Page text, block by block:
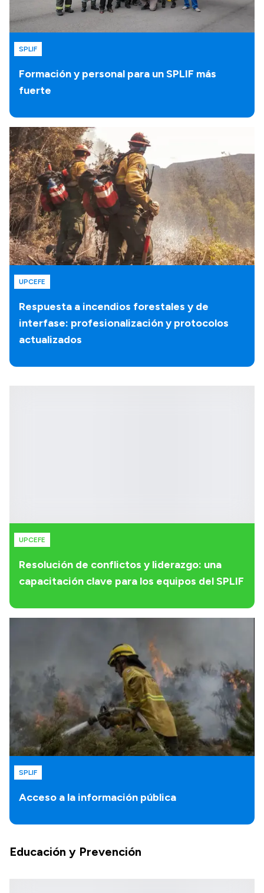
Formación y personal para un SPLIF más
fuerte
SPLIF
Respuesta a incendios forestales y de
interfase: profesionalización y protocolos
actualizados
UPCEFE
Resolución de conflictos y liderazgo: una
capacitación clave para los equipos del SPLIF
UPCEFE
Acceso a la información pública
SPLIF
Educación y Prevención